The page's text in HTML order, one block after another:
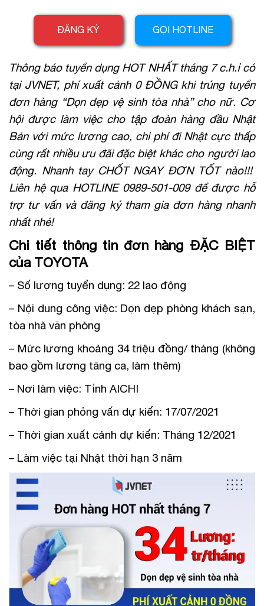
ĐĂNG KÝ GỌI HOTLINE
Thông báo tuyển dụng HOT NHẤT tháng 7 c.h.ỉ có
tại JVNET, phí xuất cảnh 0 ĐỒNG khi trúng tuyển
đơn hàng “Dọn dẹp vệ sinh tòa nhà” cho nữ. Cơ
hội được làm việc cho tập đoàn hàng đầu Nhật
Bản với mức lương cao, chi phí đi Nhật cực thấp
cùng rất nhiều ưu đãi đặc biệt khác cho người lao
động. Nhanh tay CHỐT NGAY ĐƠN TỐT nào!!!
Liên hệ qua HOTLINE 0989-501-009 để được hỗ
trợ tư vấn và đăng ký tham gia đơn hàng nhanh
nhất nhé!
Chi tiết thông tin đơn hàng ĐẶC BIỆT
của TOYOTA
– Số lượng tuyển dụng: 22 lao động
– Nội dung công việc: Dọn dẹp phòng khách sạn,
tòa nhà văn phòng
– Mức lương khoảng 34 triệu đồng/ tháng (không
bao gồm lương tăng ca, làm thêm)
– Nơi làm việc: Tỉnh AICHI
– Thời gian phỏng vấn dự kiến: 17/07/2021
– Thời gian xuất cảnh dự kiến: Tháng 12/2021
– Làm việc tại Nhật thời hạn 3 năm